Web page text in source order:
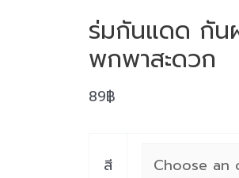
ร่มกันแดด กัน
พกพาสะดวก
89฿
สี
กันแดด
กัน
ฝน
พับ